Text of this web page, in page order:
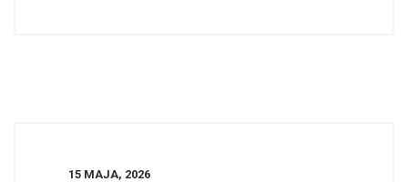
15 MAJA, 2026